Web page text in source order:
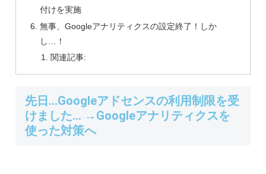
付けを実施
無事、Googleアナリティクスの設定終了！しか
し…！
関連記事:
先日…Googleアドセンスの利用制限を受
けました… →Googleアナリティクスを
使った対策へ